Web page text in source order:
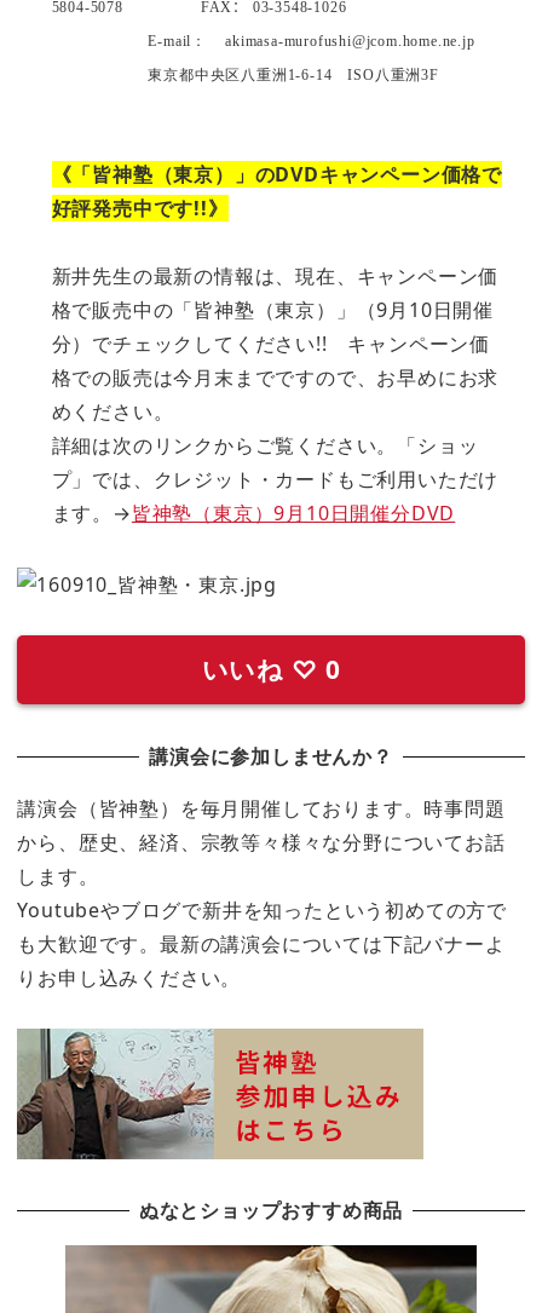
5804-5078
FAX ： 03-3548-1026
E-mail ：
akimasa-murofushi@jcom.home.ne.jp
東京都中央区八重洲 1-6-14 ISO八重洲3F
《「皆神塾（東京）」のDVDキャンペーン価格で
好評発売中です!!》
新井先生の最新の情報は、現在、キャンペーン価
格で販売中の「皆神塾（東京）」（9月10日開催
分）でチェックしてください!! キャンペーン価
格での販売は今月末までですので、お早めにお求
めください。
詳細は次のリンクからご覧ください。「ショッ
プ」では、クレジット・カードもご利用いただけ
ます。→皆神塾（東京）9月10日開催分DVD
いいね ♡ 0
講演会に参加しませんか？
講演会（皆神塾）を毎月開催しております。時事問題
から、歴史、経済、宗教等々様々な分野についてお話
します。
Youtubeやブログで新井を知ったという初めての方で
も大歓迎です。最新の講演会については下記バナーよ
りお申し込みください。
ぬなとショップおすすめ商品